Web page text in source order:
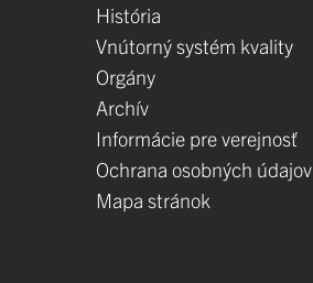
História
Vnútorný systém kvality
Orgány
Archív
Informácie pre verejnosť
Ochrana osobných údajov
Mapa stránok